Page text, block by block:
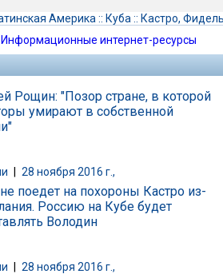
Америка :: Куба :: Кастро,
Информационные интернет-ресурсы
Рощин: "Позор стране, в которой
умирают в собственной
28 ноября 2016 г.,
поедет на похороны Кастро из-
Россию на Кубе будет
Володин
28 ноября 2016 г.,